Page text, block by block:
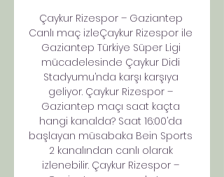
Çaykur Rizespor – Gaziantep
Canlı maç izleÇaykur Rizespor ile
Gaziantep Türkiye Süper Ligi
mücadelesinde Çaykur Didi
Stadyumu’nda karşı karşıya
geliyor. Çaykur Rizespor –
Gaziantep maçı saat kaçta
hangi kanalda? Saat 16:00’da
başlayan müsabaka Bein Sports
2 kanalından canlı olarak
izlenebilir. Çaykur Rizespor –